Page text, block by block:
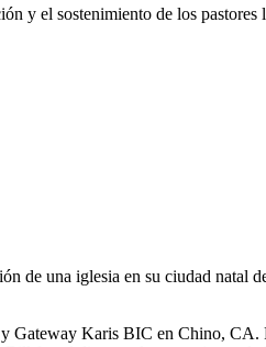
y el sostenimiento de los
de una iglesia en su ciudad natal
Karis BIC en Chino,